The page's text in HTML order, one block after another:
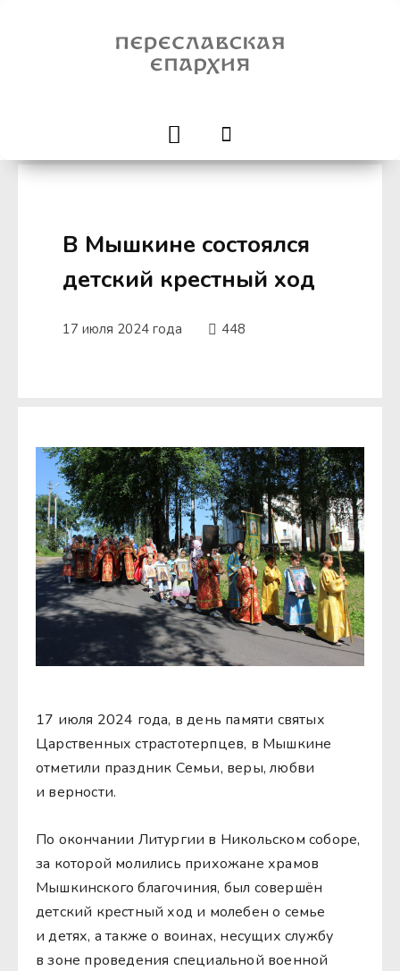
В Мышкине состоялся
детский крестный ход
17 июля 2024 года 448
17 июля 2024 года, в день памяти святых
Царственных страстотерпцев, в Мышкине
отметили праздник Семьи, веры, любви
и верности.
По окончании Литургии в Никольском соборе,
за которой молились прихожане храмов
Мышкинского благочиния, был совершён
детский крестный ход и молебен о семье
и детях, а также о воинах, несущих службу
в зоне проведения специальной военной